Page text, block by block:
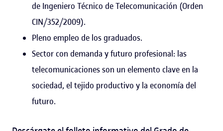
de Ingeniero Técnico de Telecomunicación (Orden
CIN/352/2009).
Pleno empleo de los graduados.
Sector con demanda y futuro profesional: las
telecomunicaciones son un elemento clave en la
sociedad, el tejido productivo y la economía del
futuro.